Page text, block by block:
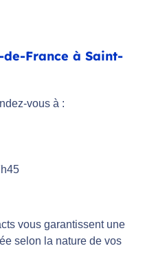
France à Saint-
vous à :
vous garantissent une
selon la nature de vos